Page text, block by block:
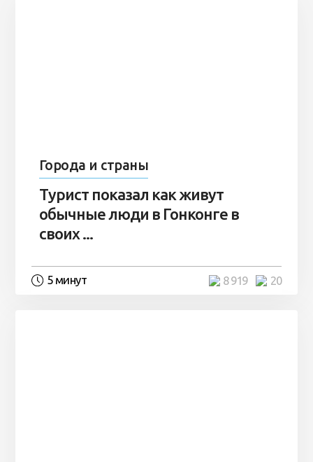
Города и страны
Турист показал как живут
обычные люди в Гонконге в
своих ...
5 минут 20
8 919